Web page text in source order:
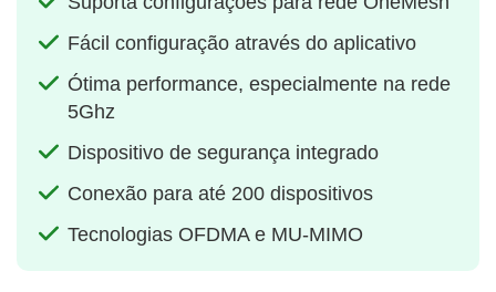
Fácil configuração através do aplicativo
Ótima performance, especialmente na rede
5Ghz
Dispositivo de segurança integrado
Conexão para até 200 dispositivos
Tecnologias OFDMA e MU-MIMO